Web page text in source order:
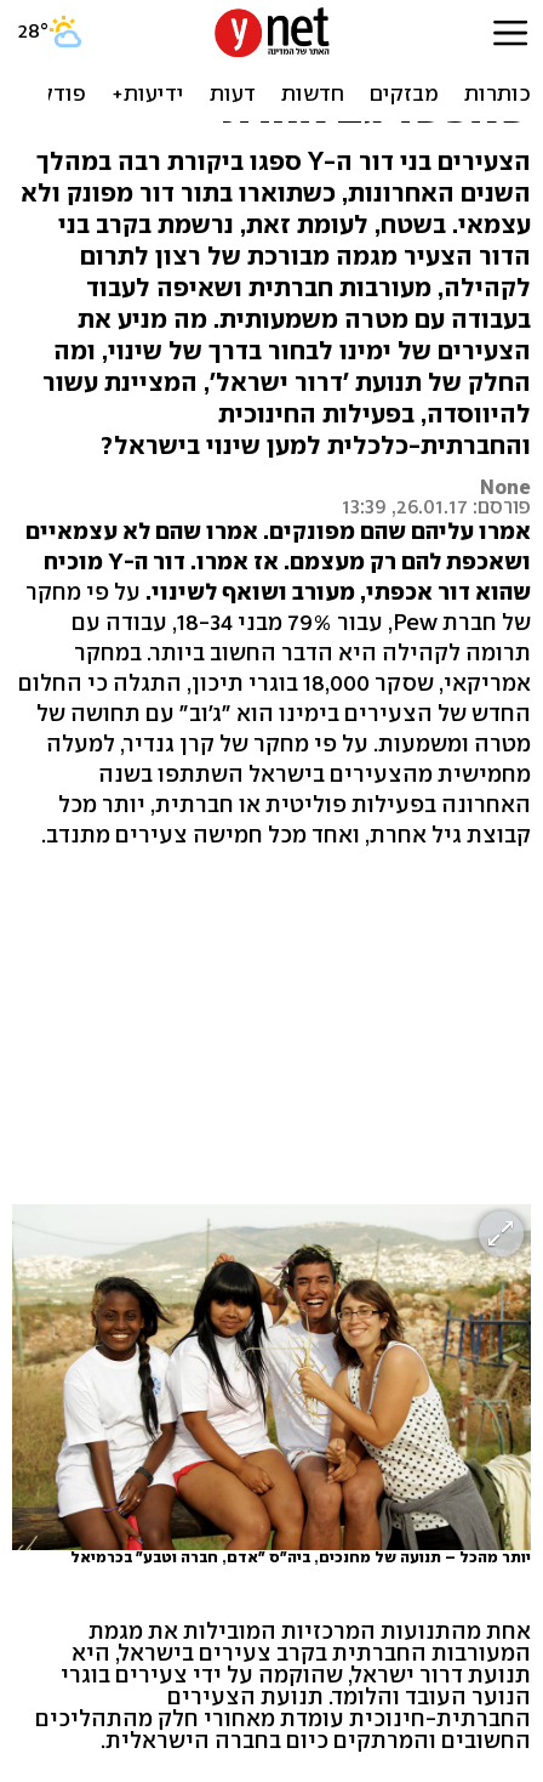
דרור ישראל מובילים שינוי
חברתי: דור ה-Y מוכיח
שאפשר גם אחרת
הצעירים בני דור ה-Y ספגו ביקורת רבה במהלך
השנים האחרונות, כשתוארו בתור דור מפונק ולא
עצמאי. בשטח, לעומת זאת, נרשמת בקרב בני
הדור הצעיר מגמה מבורכת של רצון לתרום
לקהילה, מעורבות חברתית ושאיפה לעבוד
בעבודה עם מטרה משמעותית. מה מניע את
הצעירים של ימינו לבחור בדרך של שינוי, ומה
החלק של תנועת 'דרור ישראל', המציינת עשור
להיווסדה, בפעילות החינוכית
והחברתית-כלכלית למען שינוי בישראל?
None
פורסם: 26.01.17, 13:39
אמרו עליהם שהם מפונקים. אמרו שהם לא עצמאיים
ושאכפת להם רק מעצמם. אז אמרו. דור ה-Y מוכיח
שהוא דור אכפתי, מעורב ושואף לשינוי. על פי מחקר
של חברת Pew, עבור 79% מבני 18-34, עבודה עם
תרומה לקהילה היא הדבר החשוב ביותר. במחקר
אמריקאי, שסקר 18,000 בוגרי תיכון, התגלה כי החלום
החדש של הצעירים בימינו הוא "ג'וב" עם תחושה של
מטרה ומשמעות. על פי מחקר של קרן גנדיר, למעלה
מחמישית מהצעירים בישראל השתתפו בשנה
האחרונה בפעילות פוליטית או חברתית, יותר מכל
קבוצת גיל אחרת, ואחד מכל חמישה צעירים מתנדב.
יותר מהכל – תנועה של מחנכים, ביה"ס "אדם, חברה וטבע" בכרמיאל
אחת מהתנועות המרכזיות המובילות את מגמת
המעורבות החברתית בקרב צעירים בישראל, היא
תנועת דרור ישראל, שהוקמה על ידי צעירים בוגרי
הנוער העובד והלומד. תנועת הצעירים
החברתית-חינוכית עומדת מאחורי חלק מהתהליכים
החשובים והמרתקים כיום בחברה הישראלית.